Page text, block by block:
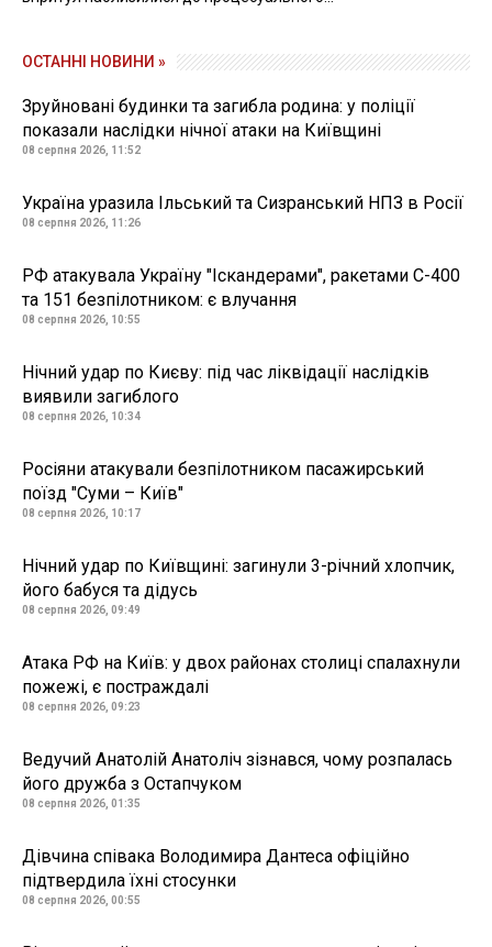
ОСТАННІ НОВИНИ »
Зруйновані будинки та загибла родина: у поліції
показали наслідки нічної атаки на Київщині
08 серпня 2026, 11:52
Україна уразила Ільський та Сизранський НПЗ в Росії
08 серпня 2026, 11:26
РФ атакувала Україну "Іскандерами", ракетами С-400
та 151 безпілотником: є влучання
08 серпня 2026, 10:55
Нічний удар по Києву: під час ліквідації наслідків
виявили загиблого
08 серпня 2026, 10:34
Росіяни атакували безпілотником пасажирський
поїзд "Суми – Київ"
08 серпня 2026, 10:17
Нічний удар по Київщині: загинули 3-річний хлопчик,
його бабуся та дідусь
08 серпня 2026, 09:49
Атака РФ на Київ: у двох районах столиці спалахнули
пожежі, є постраждалі
08 серпня 2026, 09:23
Ведучий Анатолій Анатоліч зізнався, чому розпалась
його дружба з Остапчуком
08 серпня 2026, 01:35
Дівчина співака Володимира Дантеса офіційно
підтвердила їхні стосунки
08 серпня 2026, 00:55